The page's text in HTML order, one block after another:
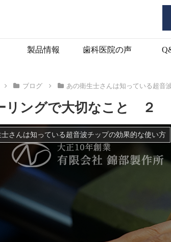
製品情報 歯科医院の声
ブログ あの衛生士さんは知っている超音
リングで大切なこと ２
士さんは知っている超音波チップの効果的な使い方